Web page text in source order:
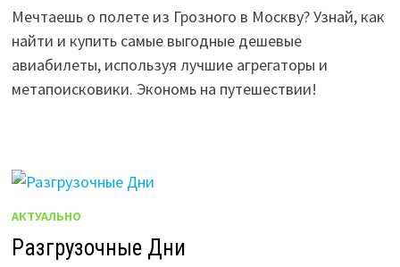
Мечтаешь о полете из Грозного в Москву? Узнай, как
найти и купить самые выгодные дешевые
авиабилеты, используя лучшие агрегаторы и
метапоисковики. Экономь на путешествии!
АКТУАЛЬНО
Разгрузочные Дни